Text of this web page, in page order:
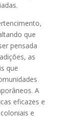
que
pensada
as
que
A
eficazes e
e